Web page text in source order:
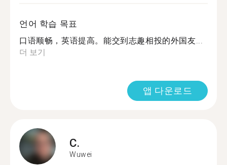
언어 학습 목표
口语顺畅，英语提高。能交到志趣相投的外国友...
더 보기
앱 다운로드
C.
Wuwei